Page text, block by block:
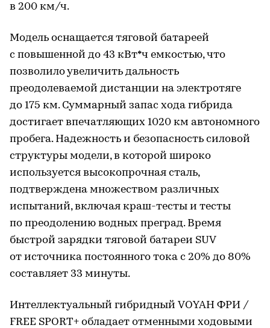
в 200 км/ч.
Модель оснащается тяговой батареей
с повышенной до 43 кВт*ч емкостью, что
позволило увеличить дальность
преодолеваемой дистанции на электротяге
до 175 км. Суммарный запас хода гибрида
достигает впечатляющих 1020 км автономного
пробега. Надежность и безопасность силовой
структуры модели, в которой широко
используется высокопрочная сталь,
подтверждена множеством различных
испытаний, включая краш-тесты и тесты
по преодолению водных преград. Время
быстрой зарядки тяговой батареи SUV
от источника постоянного тока c 20% до 80%
составляет 33 минуты.
Интеллектуальный гибридный VOYAH ФРИ /
FREE SPORT+ обладает отменными ходовыми